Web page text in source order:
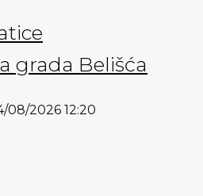
grada Belišća
08/2026 12:20